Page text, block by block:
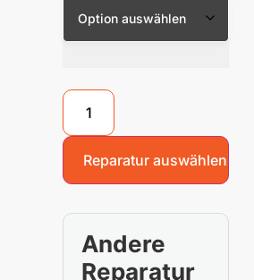
Reparatur auswählen
Andere
Reparatur